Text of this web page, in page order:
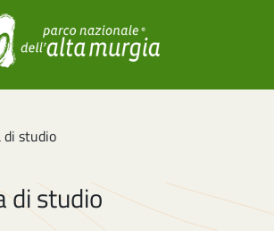
della Sicurezza
Energetica
di studio
di studio